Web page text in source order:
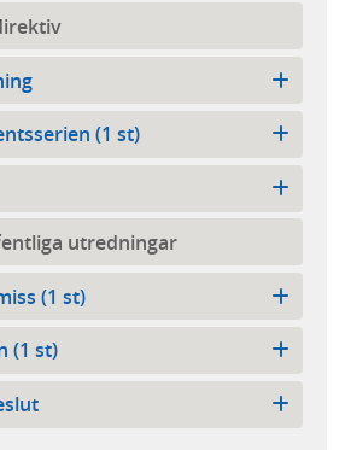
(1 st)
utredningar
(1 st)
(1 st)